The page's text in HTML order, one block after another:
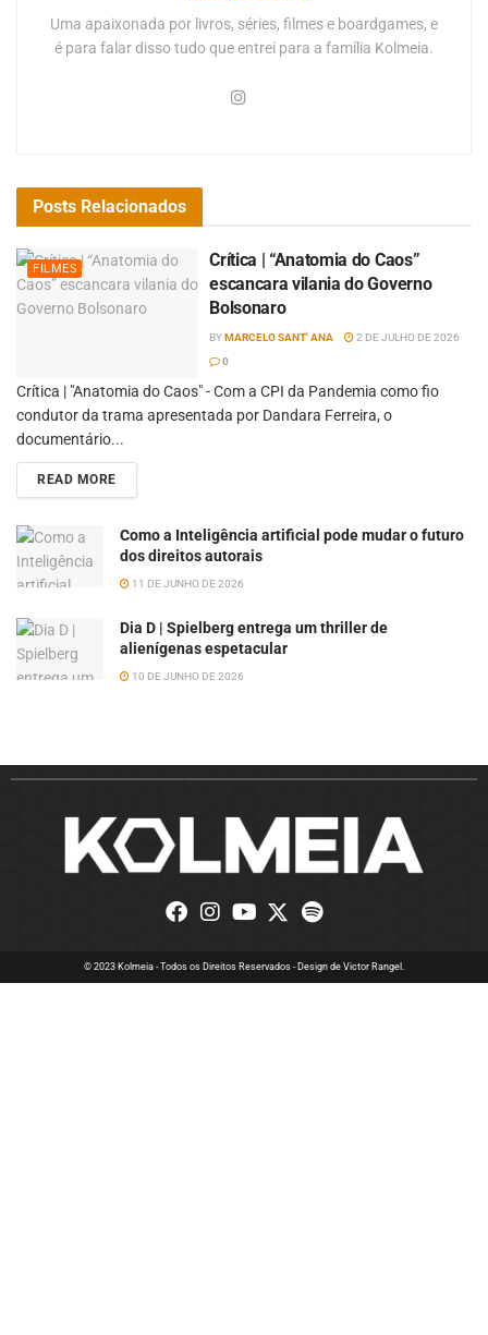
Uma apaixonada por livros, séries, filmes e boardgames, e
é para falar disso tudo que entrei para a família Kolmeia.
Posts Relacionados
FILMES
Crítica | “Anatomia do Caos”
escancara vilania do Governo
Bolsonaro
BYMARCELO SANT' ANA
2 DE JULHO DE 2026
0
Crítica | "Anatomia do Caos" - Com a CPI da Pandemia como fio
condutor da trama apresentada por Dandara Ferreira, o
documentário...
READ MORE
Como a Inteligência artificial pode mudar o futuro
dos direitos autorais
11 DE JUNHO DE 2026
Dia D | Spielberg entrega um thriller de
alienígenas espetacular
10 DE JUNHO DE 2026
© 2023 Kolmeia - Todos os Direitos Reservados - Design de Victor Rangel.